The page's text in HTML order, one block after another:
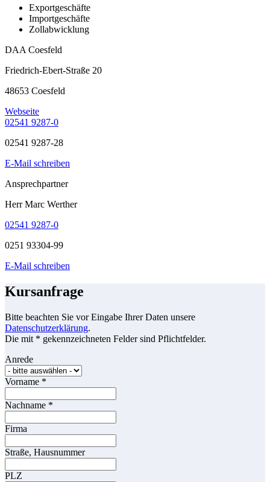
Exportgeschäfte
Importgeschäfte
Zollabwicklung
DAA Coesfeld
Friedrich-Ebert-Straße 20
48653 Coesfeld
Webseite
02541 9287-0
02541 9287-28
E-Mail schreiben
Ansprechpartner
Herr Marc Werther
02541 9287-0
0251 93304-99
E-Mail schreiben
Kursanfrage
Bitte beachten Sie vor Eingabe Ihrer Daten unsere
Datenschutzerklärung.
Die mit * gekennzeichneten Felder sind Pflichtfelder.
Anrede
Vorname *
Nachname *
Firma
Straße, Hausnummer
PLZ